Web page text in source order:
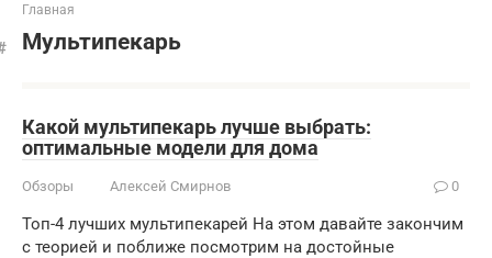
Главная
Мультипекарь
Какой мультипекарь лучше выбрать:
оптимальные модели для дома
Обзоры Алексей Смирнов 0
Топ-4 лучших мультипекарей На этом давайте закончим
с теорией и поближе посмотрим на достойные